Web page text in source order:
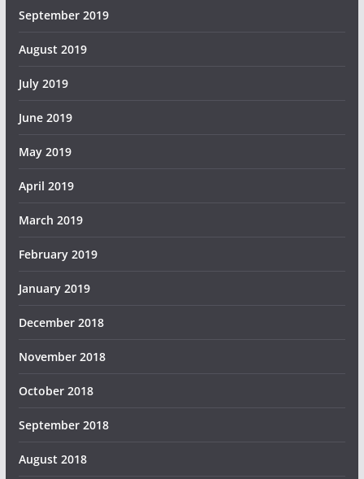
September 2019
August 2019
July 2019
June 2019
May 2019
April 2019
March 2019
February 2019
January 2019
December 2018
November 2018
October 2018
September 2018
August 2018